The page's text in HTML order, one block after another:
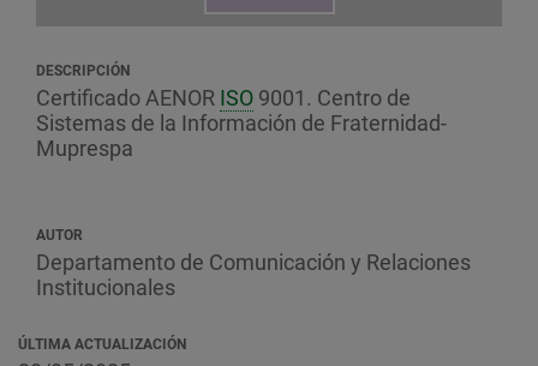
DESCRIPCIÓN
Certificado AENOR ISO 9001. Centro de
Sistemas de la Información de Fraternidad-
Muprespa
AUTOR
Departamento de Comunicación y Relaciones
Institucionales
ÚLTIMA ACTUALIZACIÓN